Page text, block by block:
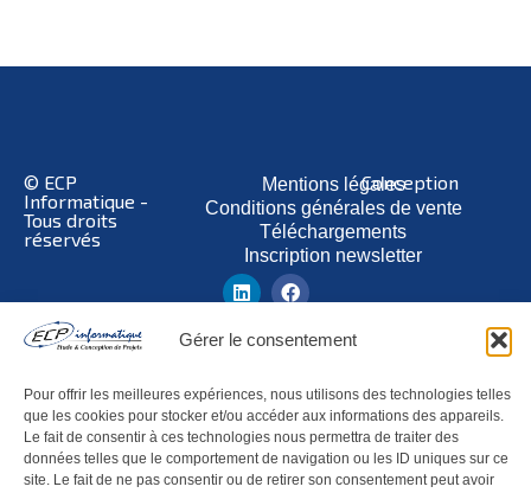
Gérer le consentement
Pour offrir les meilleures expériences, nous utilisons des technologies telles
que les cookies pour stocker et/ou accéder aux informations des appareils.
Le fait de consentir à ces technologies nous permettra de traiter des
données telles que le comportement de navigation ou les ID uniques sur ce
site. Le fait de ne pas consentir ou de retirer son consentement peut avoir
© ECP
Informatique -
Tous droits
réservés
Mentions légales
Conditions générales de vente
Téléchargements
Inscription newsletter
Conception